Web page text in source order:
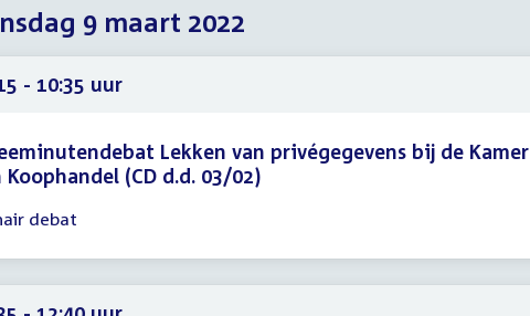
maart
2022
9 maart 2022
- 10:35 uur
Lekken van privégegevens bij de Kamer
Koophandel (CD d.d. 03/02)
debat